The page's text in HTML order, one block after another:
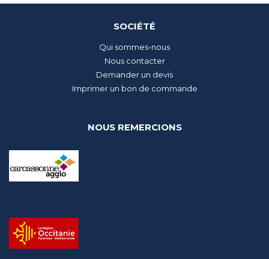
SOCIÉTÉ
Qui sommes-nous
Nous contacter
Demander un devis
Imprimer un bon de commande
NOUS REMERCIONS